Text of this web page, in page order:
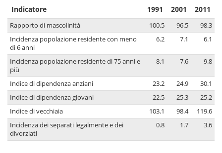
Indicatore 1991 2001 2011
Rapporto di mascolinità 100.5 96.5
98.3
Incidenza popolazione residente con meno
di 6 anni
6.2 7.1 6.1
Incidenza popolazione residente di 75 anni e
più
8.1 7.6 9.8
Indice di dipendenza anziani 23.2 24.9
30.1
Indice di dipendenza giovani
22.5 25.3
25.2
Indice di vecchiaia
103.1 98.4
119.6
Incidenza dei separati legalmente e dei
divorziati
0.8 1.7 3.6